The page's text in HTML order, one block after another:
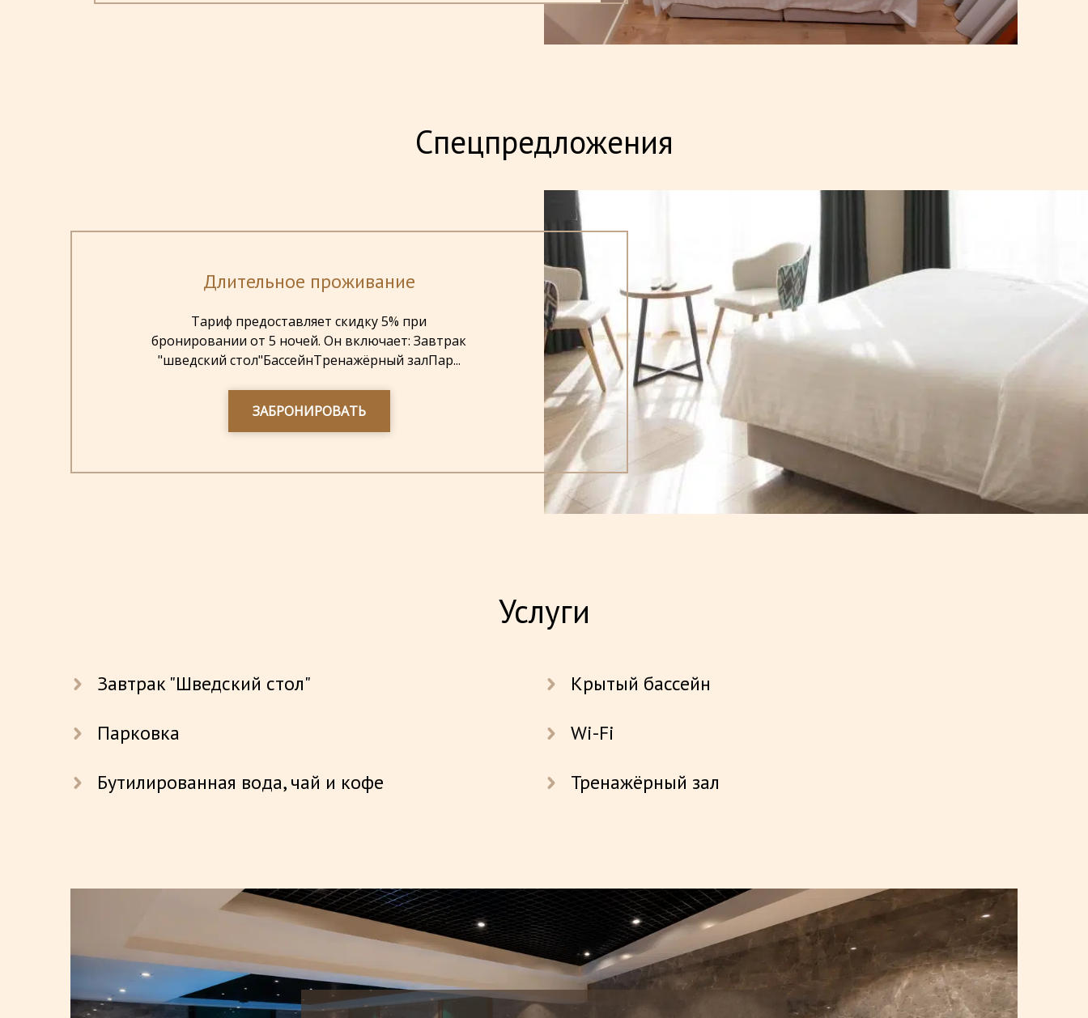
Спецпредложения
Длительное проживание
Тариф предоставляет скидку 5% при
бронировании от 5 ночей. Он включает: Завтрак
"шведский стол"БассейнТренажёрный залПар...
ЗАБРОНИРОВАТЬ
Услуги
Завтрак "Шведский стол"
Крытый бассейн
Парковка
Wi-Fi
Бутилированная вода, чай и кофе
Тренажёрный зал